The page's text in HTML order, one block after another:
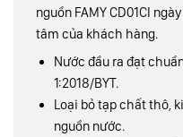
nguồn FAMY CD01CI
tâm của khách hàng.
Nước đầu ra đạt
1:2018/BYT.
Loại bỏ tạp chất thô,
nguồn nước.